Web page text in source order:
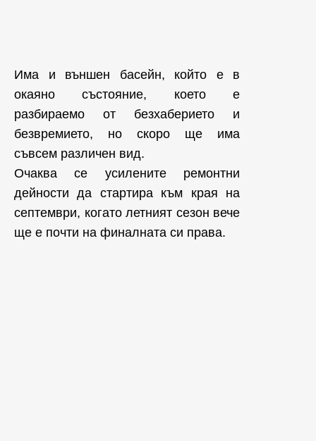
Има и външен басейн, който е в
окаяно състояние, което е
разбираемо от безхаберието и
безвремието, но скоро ще има
съвсем различен вид.
Очаква се усилените ремонтни
дейности да стартира към края на
септември, когато летният сезон вече
ще е почти на финалната си права.